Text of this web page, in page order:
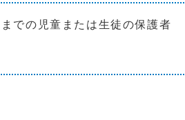
での児童または生徒の保護者